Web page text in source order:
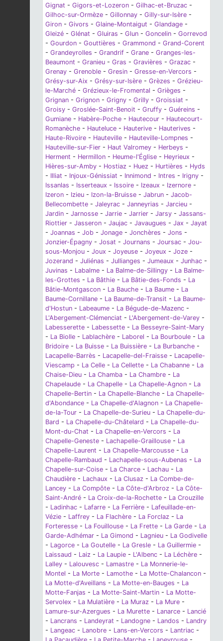
Gignat - Gigors-et-Lozeron - Gilhac-et-Bruzac -
Gilhoc-sur-Ormèze - Gillonnay - Gilly-sur-Isère -
Giron - Givors - Glaine-Montaigut - Glandage -
Gleizé - Glénat - Gluiras - Glun - Goncelin - Gorrevod
- Gourdon - Gouttières - Grammond - Grand-Corent
- Grandeyrolles - Grandrif - Grane - Granges-les-
Beaumont - Granieu - Gras - Gravières - Grazac -
Grenay - Grenoble - Gresin - Gresse-en-Vercors -
Grésy-sur-Aix - Grésy-sur-Isère - Grèzes - Grézieu-
le-Marché - Grézieux-le-Fromental - Grièges -
Grignan - Grignon - Grigny - Grilly - Groissiat -
Groisy - Groslée-Saint-Benoit - Gruffy - Guéreins -
Gumiane - Habère-Poche - Hautecour - Hautecourt-
Romanèche - Hauteluce - Hauterive - Hauterives -
Haute-Rivoire - Hauteville - Hauteville-Lompnes -
Hauteville-sur-Fier - Haut Valromey - Herbeys -
Herment - Hermillon - Heume-l'Église - Heyrieux -
Hières-sur-Amby - Hostiaz - Huez - Hurtières - Hyds
- Illiat - Injoux-Génissiat - Innimond - Intres - Irigny -
Issanlas - Isserteaux - Issoire - Izeaux - Izernore -
Izeron - Izieu - Izon-la-Bruisse - Jabrun - Jacob-
Bellecombette - Jaleyrac - Janneyrias - Jarcieu -
Jardin - Jarnosse - Jarrie - Jarrier - Jarsy - Jassans-
Riottier - Jasseron - Jaujac - Javaugues - Jax - Jayat
- Joannas - Job - Jonage - Jonchères - Jons -
Jonzier-Épagny - Josat - Journans - Joursac - Jou-
sous-Monjou - Joux - Joyeuse - Joyeux - Joze -
Jozerand - Juliénas - Jullianges - Jumeaux - Junhac -
Juvinas - Labalme - La Balme-de-Sillingy - La Balme-
les-Grottes - La Bâthie - La Bâtie-des-Fonds - La
Bâtie-Montgascon - La Bauche - La Baume - La
Baume-Cornillane - La Baume-de-Transit - La Baume-
d'Hostun - Labeaume - La Bégude-de-Mazenc -
L'Abergement-Clémenciat - L'Abergement-de-Varey -
Labesserette - Labessette - La Besseyre-Saint-Mary
- La Biolle - Lablachère - Laborel - La Bourboule - La
Bridoire - La Buisse - La Buissière - La Burbanche -
Lacapelle-Barrès - Lacapelle-del-Fraisse - Lacapelle-
Viescamp - La Celle - La Cellette - La Chabanne - La
Chaise-Dieu - La Chamba - La Chambre - La
Chapelaude - La Chapelle - La Chapelle-Agnon - La
Chapelle-Bertin - La Chapelle-Blanche - La Chapelle-
d'Abondance - La Chapelle-d'Alagnon - La Chapelle-
de-la-Tour - La Chapelle-de-Surieu - La Chapelle-du-
Bard - La Chapelle-du-Châtelard - La Chapelle-du-
Mont-du-Chat - La Chapelle-en-Vercors - La
Chapelle-Geneste - Lachapelle-Graillouse - La
Chapelle-Laurent - La Chapelle-Marcousse - La
Chapelle-Rambaud - Lachapelle-sous-Aubenas - La
Chapelle-sur-Coise - La Charce - Lachau - La
Chaudière - Lachaux - La Clusaz - La Combe-de-
Lancey - La Compôte - La Côte-d'Arbroz - La Côte-
Saint-André - La Croix-de-la-Rochette - La Crouzille
- Ladinhac - Lafarre - La Ferrière - Lafeuillade-en-
Vézie - Laffrey - La Flachère - La Forclaz - La
Forteresse - La Fouillouse - La Frette - La Garde - La
Garde-Adhémar - La Gimond - Lagnieu - La Godivelle
- Lagorce - La Goutelle - La Gresle - La Guillermie -
Laissaud - Laiz - La Laupie - L'Albenc - La Léchère -
Lalley - Lalouvesc - Lamastre - La Monnerie-le-
Montel - La Morte - Lamothe - La Motte-Chalancon -
La Motte-d'Aveillans - La Motte-en-Bauges - La
Motte-Fanjas - La Motte-Saint-Martin - La Motte-
Servolex - La Mulatière - La Muraz - La Mure -
Lamure-sur-Azergues - La Murette - Lanarce - Lancié
- Lancrans - Landeyrat - Landogne - Landos - Landry
- Langeac - Lanobre - Lans-en-Vercors - Lantriac -